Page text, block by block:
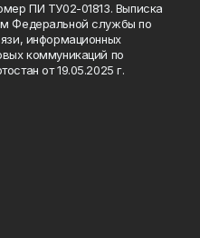
ПИ ТУ02-01813. Выписка
Федеральной службы по
информационных
коммуникаций по
от 19.05.2025 г.